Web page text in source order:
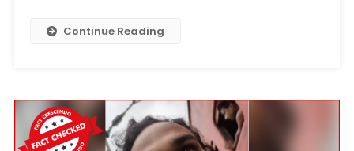
Continue Reading